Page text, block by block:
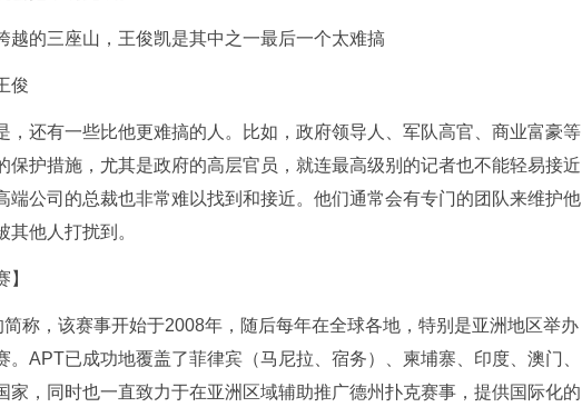
俊
，还有一些比他更难搞的人。比如，政府领导人、军队高官、商业富豪等
保护措施，尤其是政府的高层官员，就连最高级别的记者也不能轻易接近
端公司的总裁也非常难以找到和接近。他们通常会有专门的团队来维护他
他人打扰到。
称，该赛事开始于2008年，随后每年在全球各地，特别是亚洲地区举办
APT已成功地覆盖了菲律宾（马尼拉、宿务）、柬埔寨、印度、澳门、
家，同时也一直致力于在亚洲区域辅助推广德州扑克赛事，提供国际化的